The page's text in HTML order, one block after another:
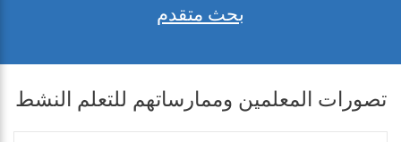
بحث متقدم
تصورات المعلمين وممارساتهم للتعلم النشط